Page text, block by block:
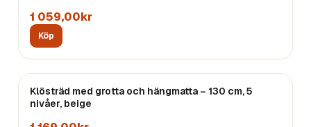
1 059,00kr
Köp
Klösträd med grotta och hängmatta – 130 cm, 5
nivåer, beige